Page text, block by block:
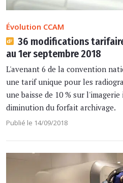
Évolution CCAM
36 modifications
au 1er septembre 2018
L'avenant 6 de la convention
une tarif unique pour les
une baisse de 10 % sur
diminution du forfait archivage.
Publié le 14/09/2018